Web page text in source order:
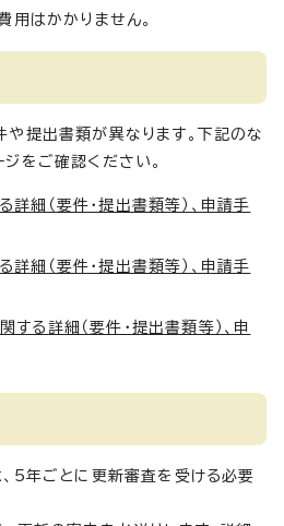
用はかかりません。
提出書類が異なります。下記のな
をご確認ください。
細（要件・提出書類等）、申請手
細（要件・提出書類等）、申請手
る詳細（要件・提出書類等）、申
5年ごとに更新審査を受ける必要